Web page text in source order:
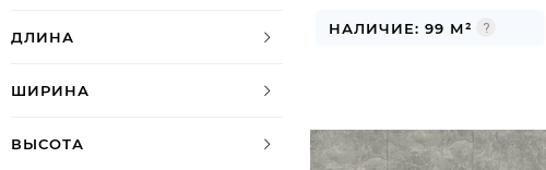
ДЛИНА
ШИРИНА
ВЫСОТА
НАЛИЧИЕ: 99 М²